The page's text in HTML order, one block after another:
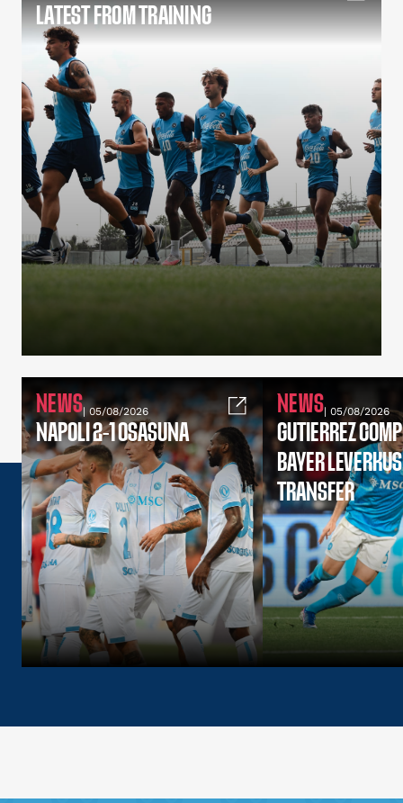
LATEST FROM TRAINING
NEWS| 05/08/2026
NAPOLI 2-1 OSASUNA
NEWS| 05/08/2026
GUTIERREZ
BAYER
TRANSFER